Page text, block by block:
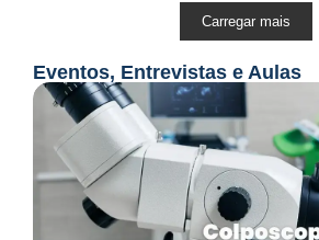
Carregar mais
Eventos, Entrevistas e Aulas